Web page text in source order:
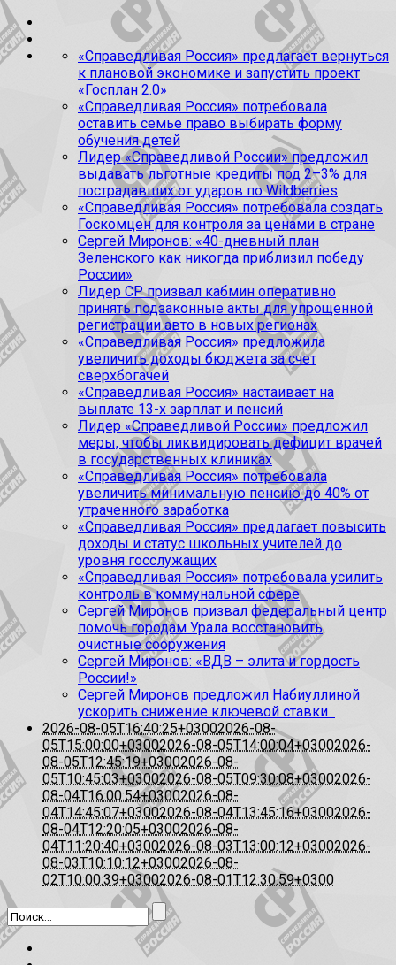
«Справедливая Россия» предлагает вернуться
к плановой экономике и запустить проект
«Госплан 2.0»
«Справедливая Россия» потребовала
оставить семье право выбирать форму
обучения детей
Лидер «Справедливой России» предложил
выдавать льготные кредиты под 2–3% для
пострадавших от ударов по Wildberries
«Справедливая Россия» потребовала создать
Госкомцен для контроля за ценами в стране
Сергей Миронов: «40-дневный план
Зеленского как никогда приблизил победу
России»
Лидер СР призвал кабмин оперативно
принять подзаконные акты для упрощенной
регистрации авто в новых регионах
«Справедливая Россия» предложила
увеличить доходы бюджета за счет
сверхбогачей
«Справедливая Россия» настаивает на
выплате 13-х зарплат и пенсий
Лидер «Справедливой России» предложил
меры, чтобы ликвидировать дефицит врачей
в государственных клиниках
«Справедливая Россия» потребовала
увеличить минимальную пенсию до 40% от
утраченного заработка
«Справедливая Россия» предлагает повысить
доходы и статус школьных учителей до
уровня госслужащих
«Справедливая Россия» потребовала усилить
контроль в коммунальной сфере
Сергей Миронов призвал федеральный центр
помочь городам Урала восстановить
очистные сооружения
Сергей Миронов: «ВДВ – элита и гордость
России!»
Сергей Миронов предложил Набиуллиной
ускорить снижение ключевой ставки
2026-08-05T16:40:25+03002026-08-
05T15:00:00+03002026-08-05T14:00:04+03002026-
08-05T12:45:19+03002026-08-
05T10:45:03+03002026-08-05T09:30:08+03002026-
08-04T16:00:54+03002026-08-
04T14:45:07+03002026-08-04T13:45:16+03002026-
08-04T12:20:05+03002026-08-
04T11:20:40+03002026-08-03T13:00:12+03002026-
08-03T10:10:12+03002026-08-
02T10:00:39+03002026-08-01T12:30:59+0300